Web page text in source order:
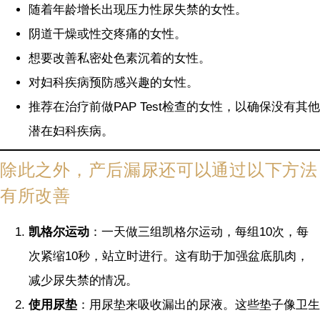
随着年龄增长出现压力性尿失禁的女性。
阴道干燥或性交疼痛的女性。
想要改善私密处色素沉着的女性。
对妇科疾病预防感兴趣的女性。
推荐在治疗前做PAP Test检查的女性，以确保没有其他
潜在妇科疾病。
除此之外，产后漏尿还可以通过以下方法
有所改善
凯格尔运动 ：一天做三组凯格尔运动，每组10次，每
次紧缩10秒，站立时进行。这有助于加强盆底肌肉，
减少尿失禁的情况​​。
使用尿垫 ：用尿垫来吸收漏出的尿液。这些垫子像卫生